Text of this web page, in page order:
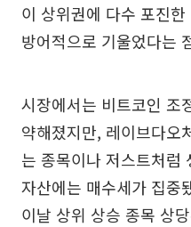
이 상위권에 다수 포진
방어적으로 기울었다는
시장에서는 비트코인 조
약해졌지만, 레이브다오
는 종목이나 저스트처럼
자산에는 매수세가 집중
이날 상위 상승 종목 상